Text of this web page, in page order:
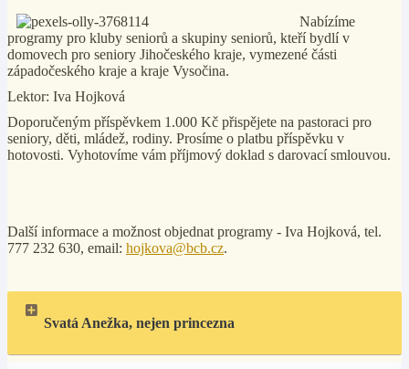
Nabízíme
programy pro kluby seniorů a skupiny seniorů, kteří bydlí v
domovech pro seniory Jihočeského kraje, vymezené části
západočeského kraje a kraje Vysočina.
Lektor: Iva Hojková
Doporučeným příspěvkem 1.000 Kč přispějete na pastoraci pro
seniory, děti, mládež, rodiny. Prosíme o platbu příspěvku v
hotovosti. Vyhotovíme vám příjmový doklad s darovací smlouvou.
Další informace a možnost objednat programy - Iva Hojková, tel.
777 232 630, email: hojkova@bcb.cz.
Svatá Anežka, nejen princezna